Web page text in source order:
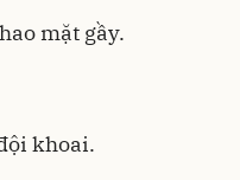
mặt gầy.
khoai.